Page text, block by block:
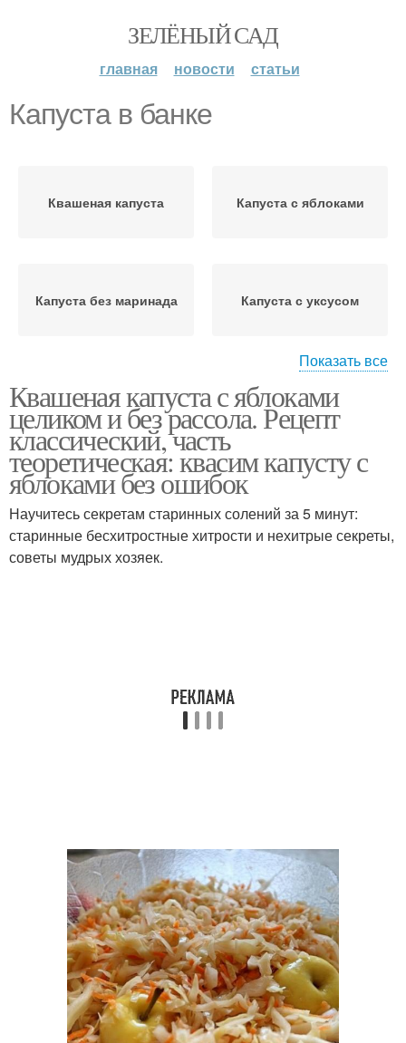
ЗЕЛЁНЫЙ САД
главная новости статьи
Капуста в банке
Квашеная капуста Капуста с яблоками
Капуста без маринада Капуста с уксусом
Капуста на зиму Капусты в рассолах
Ингредиенты для
квашеная капуста
Капусты в банке
Капусты в рассоле Капуста от ольги
Капуста в рассоле Капусты с яблоками
Показать все
Квашеная капуста с яблоками
целиком и без рассола. Рецепт
классический, часть
теоретическая: квасим капусту с
яблоками без ошибок
Научитесь секретам старинных солений за 5 минут:
старинные бесхитростные хитрости и нехитрые секреты,
советы мудрых хозяек.